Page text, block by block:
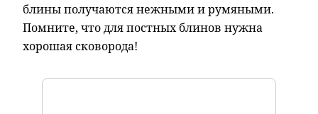
блины получаются нежными и румяными.
Помните, что для постных блинов нужна
хорошая сковорода!